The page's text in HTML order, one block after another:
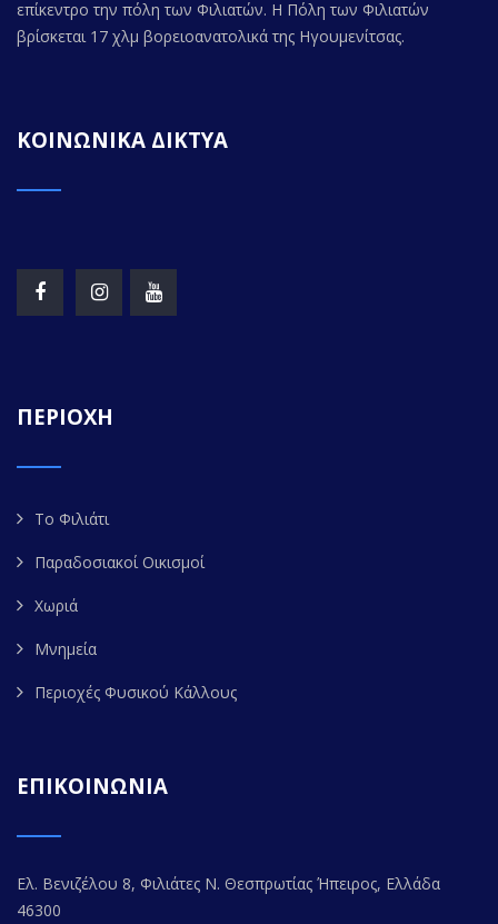
επίκεντρο την πόλη των Φιλιατών. Η Πόλη των Φιλιατών
βρίσκεται 17 χλμ βορειοανατολικά της Ηγουμενίτσας.
ΚΟΙΝΩΝΙΚΑ ΔΙΚΤΥΑ
ΠΕΡΙΟΧΗ
Το Φιλιάτι
Παραδοσιακοί Οικισμοί
Χωριά
Μνημεία
Περιοχές Φυσικού Κάλλους
ΕΠΙΚΟΙΝΩΝΙΑ
Ελ. Βενιζέλου 8, Φιλιάτες Ν. Θεσπρωτίας Ήπειρος, Ελλάδα
46300